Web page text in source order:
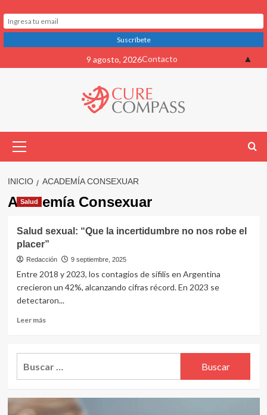
al
9 agosto, 2026Contacto
primario
INICIO ACADEMÍA CONSEXUAR
Academía Consexuar
Salud
Salud sexual: “Que la incertidumbre no nos robe el
placer”
Redacción 9 septiembre, 2025
Entre 2018 y 2023, los contagios de sífilis en Argentina
crecieron un 42%, alcanzando cifras récord. En 2023 se
detectaron...
Leer másLeer
Salud
sexual:
incertidumbre
no
▲